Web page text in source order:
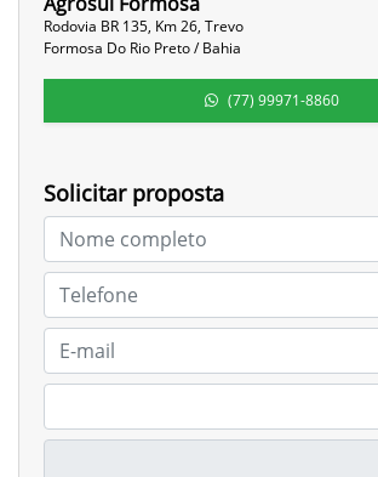
Rodovia BR 135, Km 26, Trevo
Formosa Do Rio Preto / Bahia
(77) 99971-8860
Solicitar proposta